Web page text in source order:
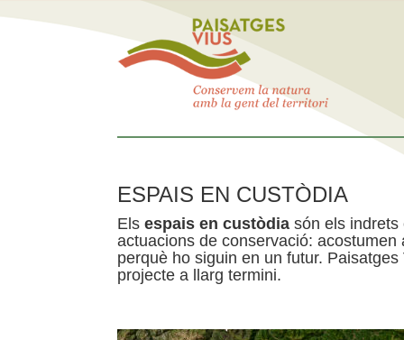
ESPAIS EN CUSTÒDIA
Els espais en custòdia són els indrets
actuacions de conservació:
perquè ho siguin en un futur.
projecte a llarg termini.